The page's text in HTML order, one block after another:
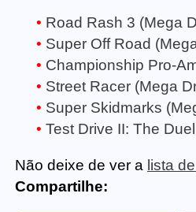
Road Rash 3 (Mega
Super Off Road
Championship Pro-
Street Racer (Mega
Super Skidmarks
Test Drive II: The
Não deixe de ver a lista
Compartilhe: